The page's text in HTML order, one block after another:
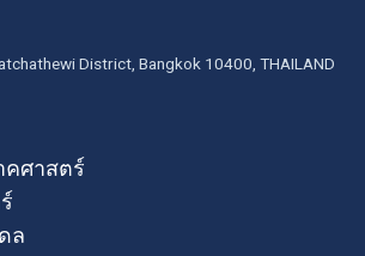
District, Bangkok 10400, THAILAND
ศาสตร์
ล